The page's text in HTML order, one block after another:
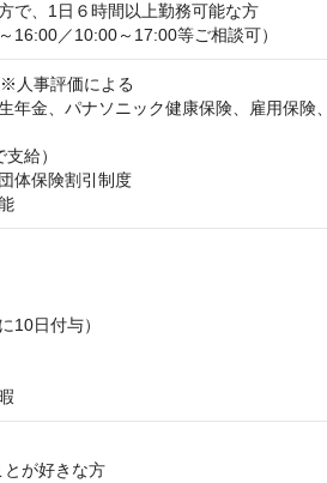
で、1日６時間以上勤務可能な方
／10:00～17:00等ご相談可）
人事評価による
年金、パナソニック健康保険、雇用保険
給）
体保険割引制度
10日付与）
が好きな方